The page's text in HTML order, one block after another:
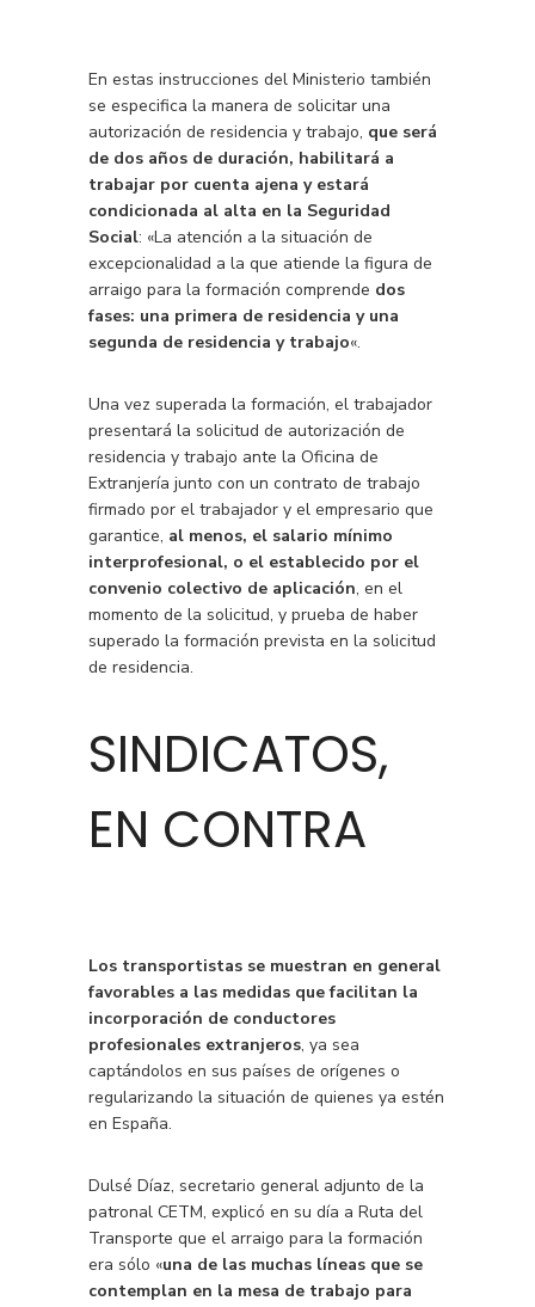
En estas instrucciones del Ministerio también
se especifica la manera de solicitar una
autorización de residencia y trabajo, que será
de dos años de duración, habilitará a
trabajar por cuenta ajena y estará
condicionada al alta en la Seguridad
Social: «La atención a la situación de
excepcionalidad a la que atiende la figura de
arraigo para la formación comprende dos
fases: una primera de residencia y una
segunda de residencia y trabajo«.
Una vez superada la formación, el trabajador
presentará la solicitud de autorización de
residencia y trabajo ante la Oficina de
Extranjería junto con un contrato de trabajo
firmado por el trabajador y el empresario que
garantice, al menos, el salario mínimo
interprofesional, o el establecido por el
convenio colectivo de aplicación, en el
momento de la solicitud, y prueba de haber
superado la formación prevista en la solicitud
de residencia.
SINDICATOS,
EN CONTRA
Los transportistas se muestran en general
favorables a las medidas que facilitan la
incorporación de conductores
profesionales extranjeros, ya sea
captándolos en sus países de orígenes o
regularizando la situación de quienes ya estén
en España.
Dulsé Díaz, secretario general adjunto de la
patronal CETM, explicó en su día a Ruta del
Transporte que el arraigo para la formación
era sólo «una de las muchas líneas que se
contemplan en la mesa de trabajo para